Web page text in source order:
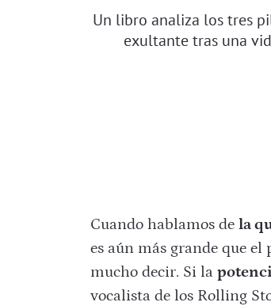
Un libro analiza los tres
exultante tras una
Cuando hablamos de la
es aún más grande que el
mucho decir. Si la
vocalista de los Rolling